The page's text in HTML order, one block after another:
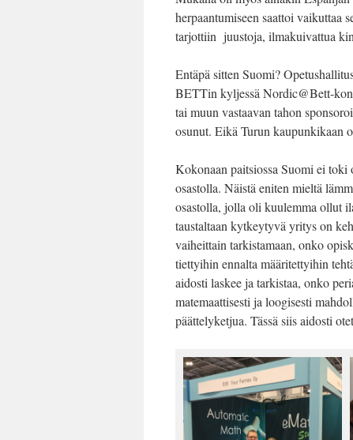
herpaantumiseen saattoi vaikuttaa
tarjottiin juustoja, ilmakuivattua
Entäpä sitten Suomi?
BETTin kyljessä Nordic@Bett-
tai muun vastaavan tahon
osunut. Eikä Turun kaupunkikaan
Kokonaan paitsiossa Suomi ei
osastolla. Näistä eniten mieltä
osastolla, jolla oli kuulemma ollut
taustaltaan kytkeytyvä yritys on
vaiheittain tarkistamaan, onko
tiettyihin ennalta määritettyihin
aidosti laskee ja tarkistaa, onko
matemaattisesti ja loogisesti
päättelyketjua. Tässä siis aidosti